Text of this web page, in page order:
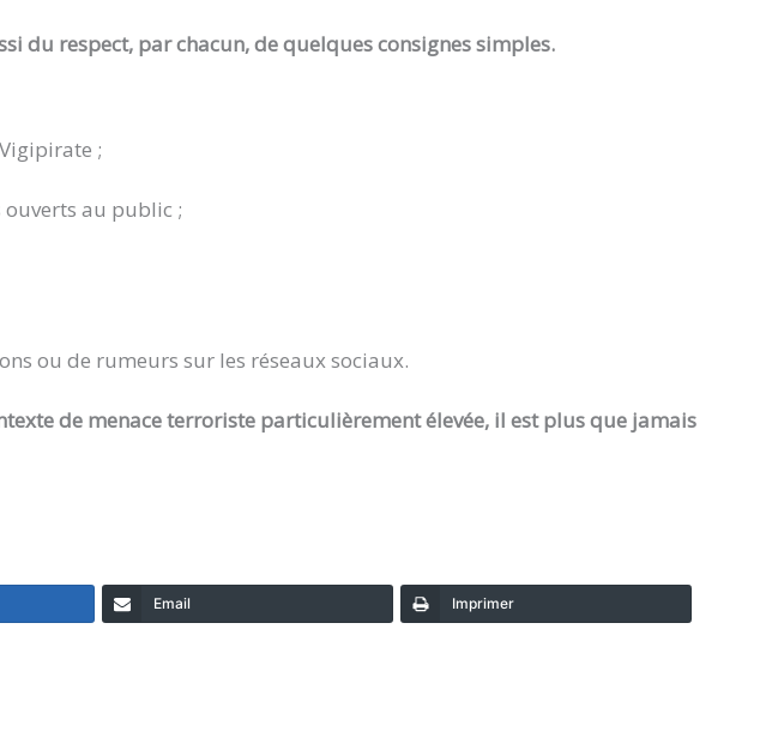
du respect, par chacun, de quelques consignes simples.
;
ouverts au public ;
ou de rumeurs sur les réseaux sociaux.
de menace terroriste particulièrement élevée, il est plus que jamais
Email Imprimer